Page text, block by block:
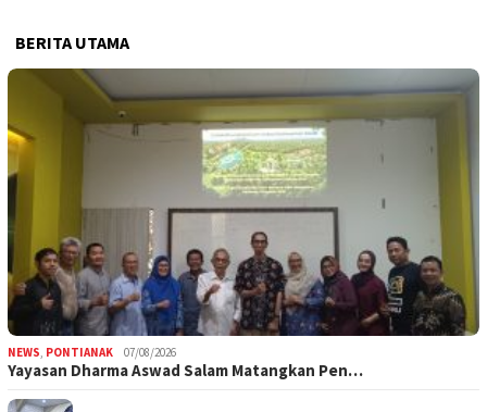
BERITA UTAMA
NEWS PONTIANAK 07/08/2026
Yayasan Dharma Aswad Salam Matangkan Pen…